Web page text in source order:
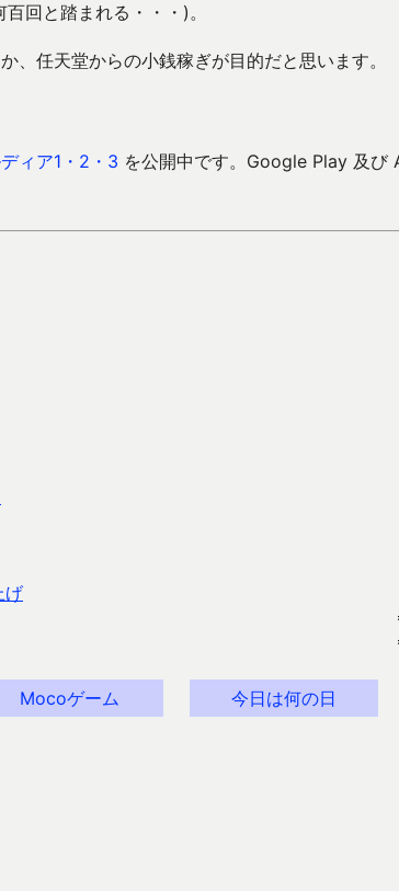
回と踏まれる・・・)。
、任天堂からの小銭稼ぎが目的だと思います。
ィア1・2・3 を公開中です。Google Play 及び
げ
Mocoゲーム 今日は何の日